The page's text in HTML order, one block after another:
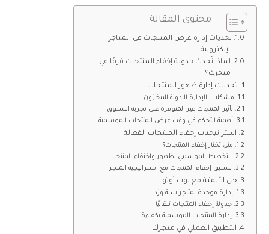
محتوى المقالة
تحديات إدارة عرض المنتجات في المتاجر
الإلكترونية
لماذا تُحدث جدولة إخفاء المنتجات فرقًا في
متجرك؟
تحديات إدارة ظهور المنتجات
مشكلات الإدارة اليدوية للمخزون
تأثير المنتجات غير المتوفرة على تجربة التسوق
أهمية التحكم في وقت عرض المنتجات الموسمية
استراتيجيات إخفاء المنتجات الفعالة
متى تختار إخفاء المنتجات؟
التخطيط الموسمي لظهور واختفاء المنتجات
تنسيق إخفاء المنتجات مع استراتيجية المتجر
حل الأتمتة مع بوب أوتو
إدارة موحدة لمتاجر سلة وزد
جدولة إخفاء المنتجات تلقائيًا
إدارة المنتجات الموسمية بكفاءة
التطبيق العملي في متجرك